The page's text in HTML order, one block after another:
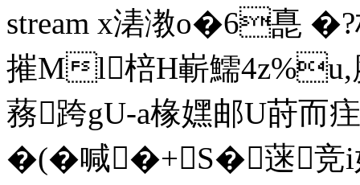
stream x湱漖o�6嗭 �?
摧Ml棓H嶄鱬
蓩跨gU‐a椽嫼邮U莳
�(�喊�+S�蒾竞i